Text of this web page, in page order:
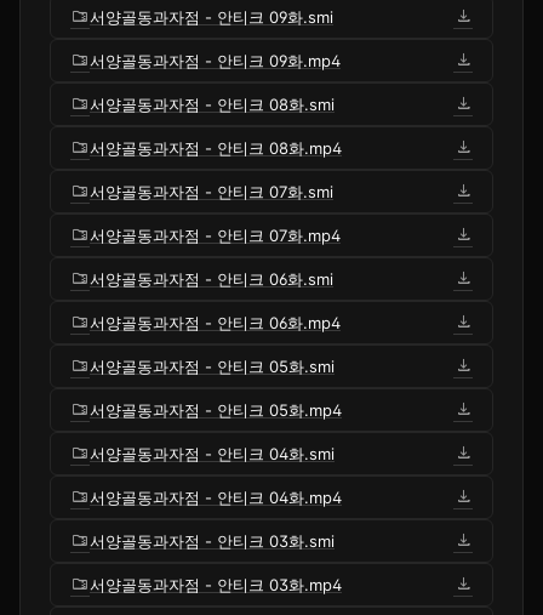
folder_zip서양골동과자점 - 안티크 09화.smi
download
folder_zip서양골동과자점 - 안티크 09화.mp4
download
folder_zip서양골동과자점 - 안티크 08화.smi
download
folder_zip서양골동과자점 - 안티크 08화.mp4
download
folder_zip서양골동과자점 - 안티크 07화.smi
download
folder_zip서양골동과자점 - 안티크 07화.mp4
download
folder_zip서양골동과자점 - 안티크 06화.smi
download
folder_zip서양골동과자점 - 안티크 06화.mp4
download
folder_zip서양골동과자점 - 안티크 05화.smi
download
folder_zip서양골동과자점 - 안티크 05화.mp4
download
folder_zip서양골동과자점 - 안티크 04화.smi
download
folder_zip서양골동과자점 - 안티크 04화.mp4
download
folder_zip서양골동과자점 - 안티크 03화.smi
download
folder_zip서양골동과자점 - 안티크 03화.mp4
download